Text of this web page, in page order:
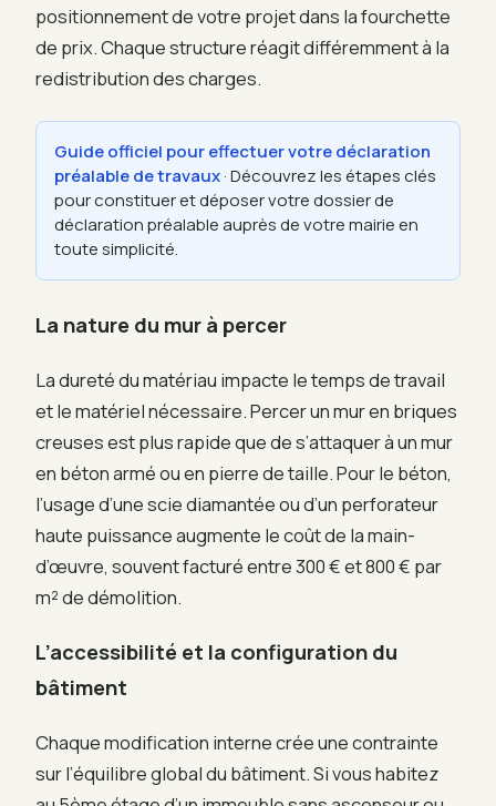
positionnement de votre projet dans la fourchette
de prix. Chaque structure réagit différemment à la
redistribution des charges.
Guide officiel pour effectuer votre déclaration
préalable de travaux· Découvrez les étapes clés
pour constituer et déposer votre dossier de
déclaration préalable auprès de votre mairie en
toute simplicité.
La nature du mur à percer
La dureté du matériau impacte le temps de travail
et le matériel nécessaire. Percer un mur en briques
creuses est plus rapide que de s’attaquer à un mur
en béton armé ou en pierre de taille. Pour le béton,
l’usage d’une scie diamantée ou d’un perforateur
haute puissance augmente le coût de la main-
d’œuvre, souvent facturé entre 300 € et 800 € par
m² de démolition.
L’accessibilité et la configuration du
bâtiment
Chaque modification interne crée une contrainte
sur l’équilibre global du bâtiment. Si vous habitez